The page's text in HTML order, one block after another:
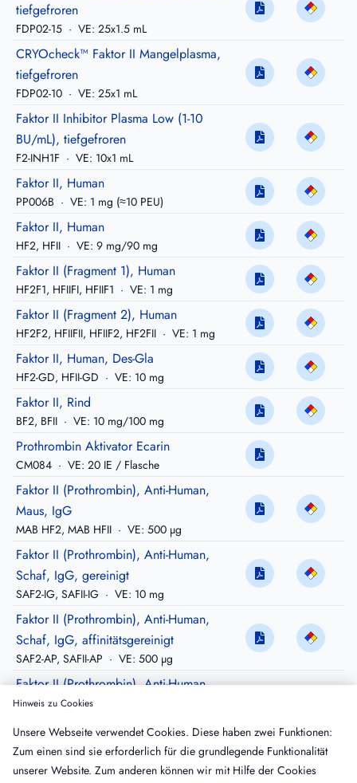
tiefgefroren
FDP02-15 · VE: 25x1.5 mL
CRYOcheck™ Faktor II Mangelplasma,
tiefgefroren
FDP02-10 · VE: 25x1 mL
Faktor II Inhibitor Plasma Low (1-10
BU/mL), tiefgefroren
F2-INH1F · VE: 10x1 mL
Faktor II, Human
PP006B · VE: 1 mg (≈10 PEU)
Faktor II, Human
HF2, HFII · VE: 9 mg/90 mg
Faktor II (Fragment 1), Human
HF2F1, HFIIFI, HFIIF1 · VE: 1 mg
Faktor II (Fragment 2), Human
HF2F2, HFIIFII, HFIIF2, HF2FII · VE: 1 mg
Faktor II, Human, Des-Gla
HF2-GD, HFII-GD · VE: 10 mg
Faktor II, Rind
BF2, BFII · VE: 10 mg/100 mg
Prothrombin Aktivator Ecarin
CM084 · VE: 20 IE / Flasche
Faktor II (Prothrombin), Anti-Human,
Maus, IgG
MAB HF2, MAB HFII · VE: 500 µg
Faktor II (Prothrombin), Anti-Human,
Schaf, IgG, gereinigt
SAF2-IG, SAFII-IG · VE: 10 mg
Faktor II (Prothrombin), Anti-Human,
Schaf, IgG, affinitätsgereinigt
SAF2-AP, SAFII-AP · VE: 500 µg
Faktor II (Prothrombin), Anti-Human,
Schaf, IgG, gereinigt, Peroxidase-
konjugiert
SAF2-HRP, SAFII-HRP VE: 200 µg
Faktor II (Prothrombin), Anti-Human,
Hinweis zu Cookies
Unsere Webseite verwendet Cookies. Diese haben zwei Funktionen:
Zum einen sind sie erforderlich für die grundlegende Funktionalität
unserer Website. Zum anderen können wir mit Hilfe der Cookies